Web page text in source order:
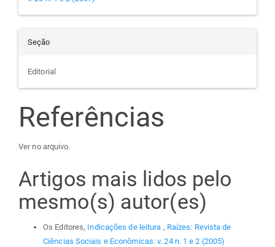
Seção
Editorial
Referências
Ver no arquivo.
Artigos mais lidos pelo
mesmo(s) autor(es)
Os Editores, Indicações de leitura , Raízes: Revista de
Ciências Sociais e Econômicas: v. 24 n. 1 e 2 (2005)